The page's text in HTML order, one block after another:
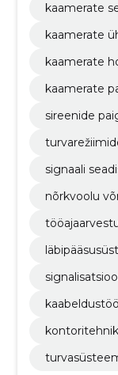
kaamerate
kaamerate
kaamerate
kaamerate
sireenide
signaali
nõrkvoolu